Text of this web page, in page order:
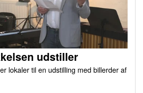
udstiller
lokaler til en udstilling med billerder af